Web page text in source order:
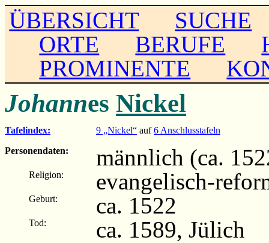
ÜBERSICHT
SUCHE
ORTE
BERUFE
PROMINENTE
Johannes Nickel
Tafelindex: 9 „Nickel“ auf6 Anschlusstafeln
Personendaten:
männlich (ca.
Religion: evangelisch-
Geburt: ca. 1522
Tod: ca. 1589, Jülich